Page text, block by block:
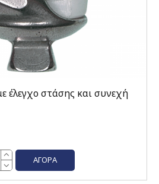
έλεγχο στάσης και συνεχή
ΑΓΟΡΆ